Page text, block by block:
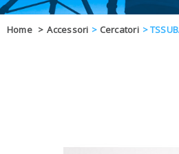
OFFERTE
Home > Accessori > Cercatori >